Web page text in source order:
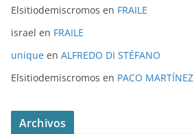
Elsitiodemiscromos en FRAILE
israel en FRAILE
unique en ALFREDO DI STÉFANO
Elsitiodemiscromos en PACO MARTÍNEZ
Archivos